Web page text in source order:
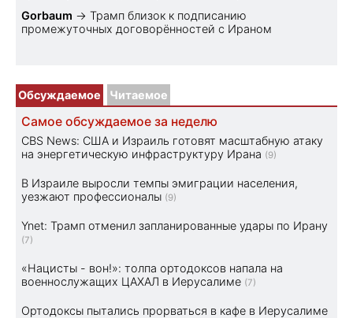
Gorbaum → Трамп близок к подписанию
промежуточных договорённостей с Ираном
Обсуждаемое Читаемое
Самое обсуждаемое за неделю
CBS News: США и Израиль готовят масштабную атаку
на энергетическую инфраструктуру Ирана (9)
В Израиле выросли темпы эмиграции населения,
уезжают профессионалы (9)
Ynet: Трамп отменил запланированные удары по Ирану
(7)
«Нацисты - вон!»: толпа ортодоксов напала на
военнослужащих ЦАХАЛ в Иерусалиме (7)
Ортодоксы пытались прорваться в кафе в Иерусалиме